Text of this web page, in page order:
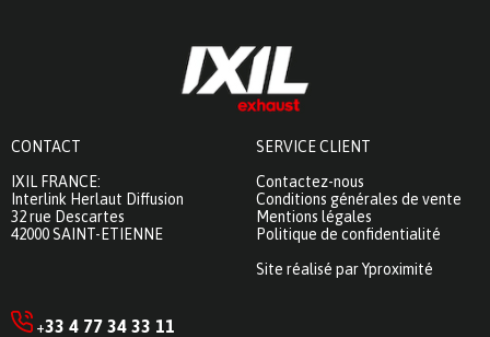
CONTACT
IXIL FRANCE:
Interlink Herlaut Diffusion
32 rue Descartes
42000 SAINT-ETIENNE
SERVICE CLIENT
Contactez-nous
Conditions générales de vente
Mentions légales
Politique de confidentialité
Site réalisé par Yproximité
+33 4 77 34 33 11